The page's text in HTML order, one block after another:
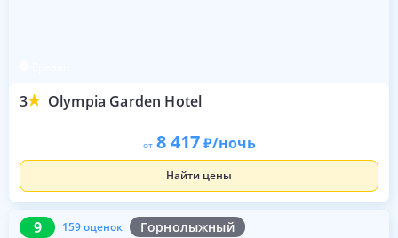
3 Olympia Garden Hotel
от 8 417 /ночь
Найти цены
9 159 оценок Горнолыжный
9 159 оценок